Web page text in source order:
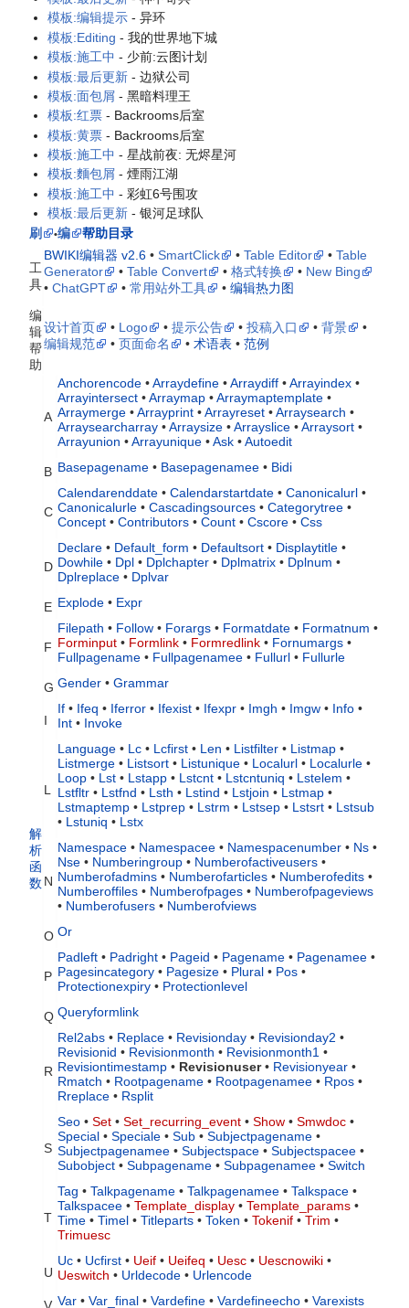
模板:编辑提示 - 异环
模板:Editing - 我的世界地下城
模板:施工中 - 少前:云图计划
模板:最后更新 - 边狱公司
模板:面包屑 - 黑暗料理王
模板:红票 - Backrooms后室
模板:黄票 - Backrooms后室
模板:施工中 - 星战前夜: 无烬星河
模板:麵包屑 - 煙雨江湖
模板:施工中 - 彩虹6号围攻
模板:最后更新 - 银河足球队
刷
•编 帮助目录
工
具
BWIKI编辑器 v2.6 • SmartClick • Table Editor • Table
Generator
• Table Convert • 格式转换 • New Bing
• ChatGPT • 常用站外工具 • 编辑热力图
编
辑
帮
助
设计首页 • Logo • 提示公告 • 投稿入口 • 背景
•
编辑规范
• 页面命名 • 术语表 • 范例
解
析
函
数
A
Anchorencode •Arraydefine •Arraydiff •Arrayindex •
Arrayintersect •Arraymap •Arraymaptemplate •
Arraymerge •Arrayprint •Arrayreset •Arraysearch •
Arraysearcharray •Arraysize •Arrayslice •Arraysort •
Arrayunion •Arrayunique •Ask •Autoedit
B Basepagename • Basepagenamee • Bidi
C
Calendarenddate • Calendarstartdate • Canonicalurl •
Canonicalurle • Cascadingsources • Categorytree •
Concept • Contributors • Count • Cscore • Css
D
Declare • Default_form • Defaultsort • Displaytitle •
Dowhile • Dpl • Dplchapter • Dplmatrix • Dplnum •
Dplreplace • Dplvar
E Explode • Expr
F
Filepath • Follow • Forargs • Formatdate • Formatnum •
Forminput • Formlink • Formredlink • Fornumargs •
Fullpagename • Fullpagenamee • Fullurl • Fullurle
G Gender • Grammar
I
If • Ifeq • Iferror • Ifexist • Ifexpr • Imgh • Imgw • Info •
Int • Invoke
L
Language • Lc • Lcfirst • Len • Listfilter • Listmap •
Listmerge • Listsort • Listunique • Localurl • Localurle •
Loop • Lst • Lstapp • Lstcnt • Lstcntuniq • Lstelem •
Lstfltr • Lstfnd • Lsth • Lstind • Lstjoin • Lstmap •
Lstmaptemp • Lstprep • Lstrm • Lstsep • Lstsrt • Lstsub
• Lstuniq • Lstx
N
Namespace • Namespacee • Namespacenumber • Ns •
Nse • Numberingroup • Numberofactiveusers •
Numberofadmins • Numberofarticles • Numberofedits •
Numberoffiles • Numberofpages • Numberofpageviews
• Numberofusers • Numberofviews
O Or
P
Padleft • Padright • Pageid • Pagename • Pagenamee •
Pagesincategory • Pagesize • Plural • Pos •
Protectionexpiry • Protectionlevel
Q Queryformlink
R
Rel2abs • Replace • Revisionday • Revisionday2 •
Revisionid • Revisionmonth • Revisionmonth1 •
Revisiontimestamp • Revisionuser• Revisionyear •
Rmatch • Rootpagename • Rootpagenamee • Rpos •
Rreplace • Rsplit
S
Seo • Set • Set_recurring_event • Show • Smwdoc •
Special • Speciale • Sub • Subjectpagename •
Subjectpagenamee • Subjectspace • Subjectspacee •
Subobject • Subpagename • Subpagenamee • Switch
T
Tag • Talkpagename • Talkpagenamee • Talkspace •
Talkspacee • Template_display • Template_params •
Time • Timel • Titleparts • Token • Tokenif • Trim •
Trimuesc
U
Uc • Ucfirst • Ueif • Ueifeq • Uesc • Uescnowiki •
Ueswitch • Urldecode • Urlencode
V Var • Var_final • Vardefine • Vardefineecho • Varexists